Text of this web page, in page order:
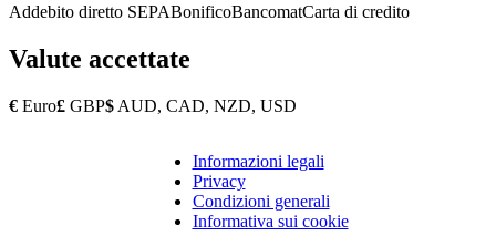
Addebito diretto SEPABonificoBancomatCarta di credito
Valute accettate
€ Euro£ GBP$ AUD, CAD, NZD, USD
Copyright
Footer
Informazioni legali
Privacy
Condizioni generali
Informativa sui cookie